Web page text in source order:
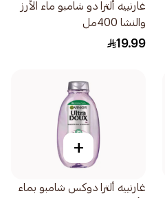
غارنييه ألترا دو شامبو ماء الأرز
والنشا 400مل
19.99
+
غارنييه ألترا دوكس شامبو بماء